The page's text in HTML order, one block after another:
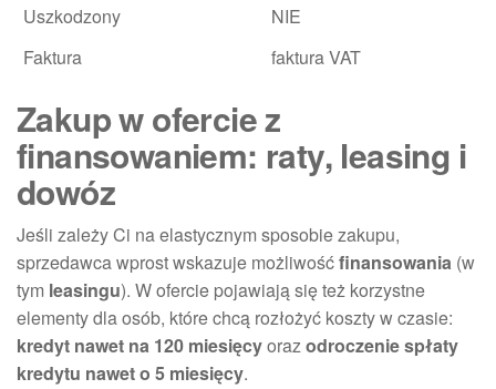
Uszkodzony
NIE
Faktura
faktura VAT
Zakup w ofercie z
finansowaniem: raty, leasing i
dowóz
Jeśli zależy Ci na elastycznym sposobie zakupu,
sprzedawca wprost wskazuje możliwośćfinansowania (w
tym leasingu). W ofercie pojawiają się też korzystne
elementy dla osób, które chcą rozłożyć koszty w czasie:
kredyt nawet na 120 miesięcyorazodroczenie spłaty
kredytu nawet o 5 miesięcy.